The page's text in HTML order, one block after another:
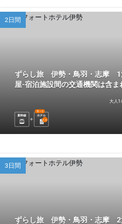
2日間
ずらし旅 伊勢・鳥羽・志摩
屋-宿泊施設間の交通機関は含ま
新幹線 ホテル
選べる
1 泊
大人1
3日間
ずらし旅 伊勢・鳥羽・志摩